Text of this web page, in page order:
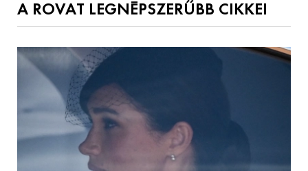
A ROVAT LEGNÉPSZERŰBB CIKKEI